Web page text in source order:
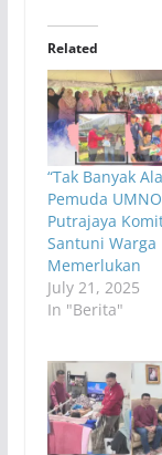
Related
“Tak Banyak
Pemuda UMNO
Putrajaya
Santuni Warga
Memerlukan
July 21, 2025
In "Berita"